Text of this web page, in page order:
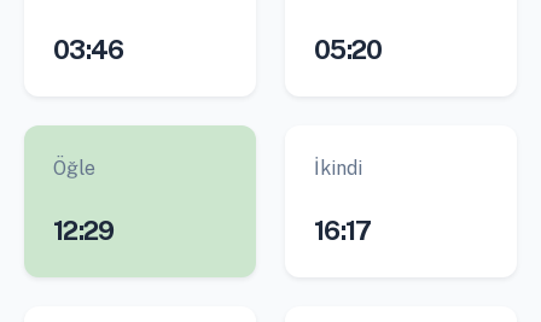
03:46 05:20
Öğle
12:29
İkindi
16:17